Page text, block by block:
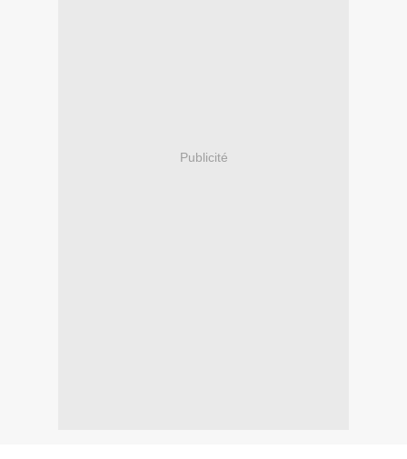
Publicité